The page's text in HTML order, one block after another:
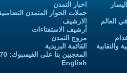
العالم
والنقابية
اخبار التمدن
حملات الحوار المتمدن
الارشيف
أرشيف الاستفتاءات
مروج التمدن
القائمة البريدية
المعجبين بنا على الفيسبوك: 3,732,970
English